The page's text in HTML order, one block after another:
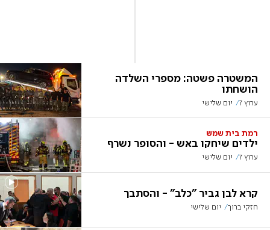
המשטרה פשטה: מספרי השלדה
הושחתו
ערוץ 7 יום שלישי
רמת בית שמש
ילדים שיחקו באש - והסופר נשרף
ערוץ 7 יום שלישי
קרא לבן גביר "כלב" - והסתבך
חזקי ברוך יום שלישי